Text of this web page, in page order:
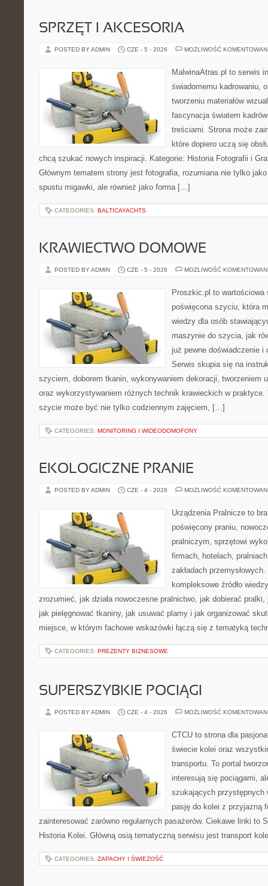
SPRZĘT I AKCESORIA
POSTED BY ADMIN CZE - 5 - 2026 MOŻLIWOŚĆ
MalwinaAtras.pl to serwis
świadomemu kadrowaniu,
tworzeniu materiałów
fascynacja światem
treściami. Strona może
które dopiero uczą się
chcą szukać nowych inspiracji. Kategorie: Historia Fotografii i
Głównym tematem strony jest fotografia, rozumiana nie tylko
spustu migawki, ale również jako forma […]
CATEGORIES: BALTICAYACHTS
KRAWIECTWO DOMOWE
POSTED BY ADMIN CZE - 5 - 2026 MOŻLIWOŚĆ
Proszkic.pl to wartościowa
poświęcona szyciu, która
wiedzy dla osób
maszynie do szycia, jak
już pewne doświadczenie
Serwis skupia się na
szyciem, doborem tkanin, wykonywaniem dekoracji, tworzeniem
oraz wykorzystywaniem różnych technik krawieckich w
szycie może być nie tylko codziennym zajęciem, […]
CATEGORIES: MONITORING I WIDEODOMOFONY
EKOLOGICZNE PRANIE
POSTED BY ADMIN CZE - 4 - 2026 MOŻLIWOŚĆ
Urządzenia Pralnicze to
poświęcony praniu,
pralniczym, sprzętowi
firmach, hotelach,
zakładach
kompleksowe źródło
zrozumieć, jak działa nowoczesne pralnictwo, jak dobierać
jak pielęgnować tkaniny, jak usuwać plamy i jak organizować
miejsce, w którym fachowe wskazówki łączą się z tematyką
CATEGORIES: PREZENTY BIZNESOWE
SUPERSZYBKIE POCIĄGI
POSTED BY ADMIN CZE - 4 - 2026 MOŻLIWOŚĆ
CTCU to strona dla
świecie kolei oraz
transportu. To portal
interesują się pociągami,
szukających przystępnych
pasję do kolei z przyjazną
zainteresować zarówno regularnych pasażerów. Ciekawe linki to
Historia Kolei. Główną osią tematyczną serwisu jest transport
CATEGORIES: ZAPACHY I ŚWIEŻOŚĆ